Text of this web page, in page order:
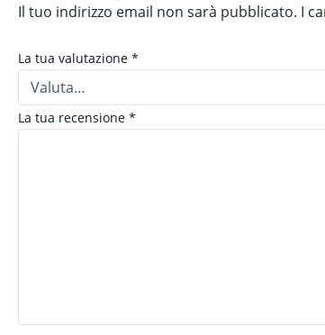
Il tuo indirizzo email non sarà pubblicato. I
La tua valutazione *
La tua recensione *